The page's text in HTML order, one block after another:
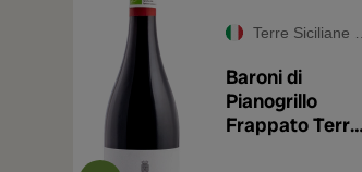
Terre Siciliane IGT
Baroni di
Pianogrillo
Frappato Terre